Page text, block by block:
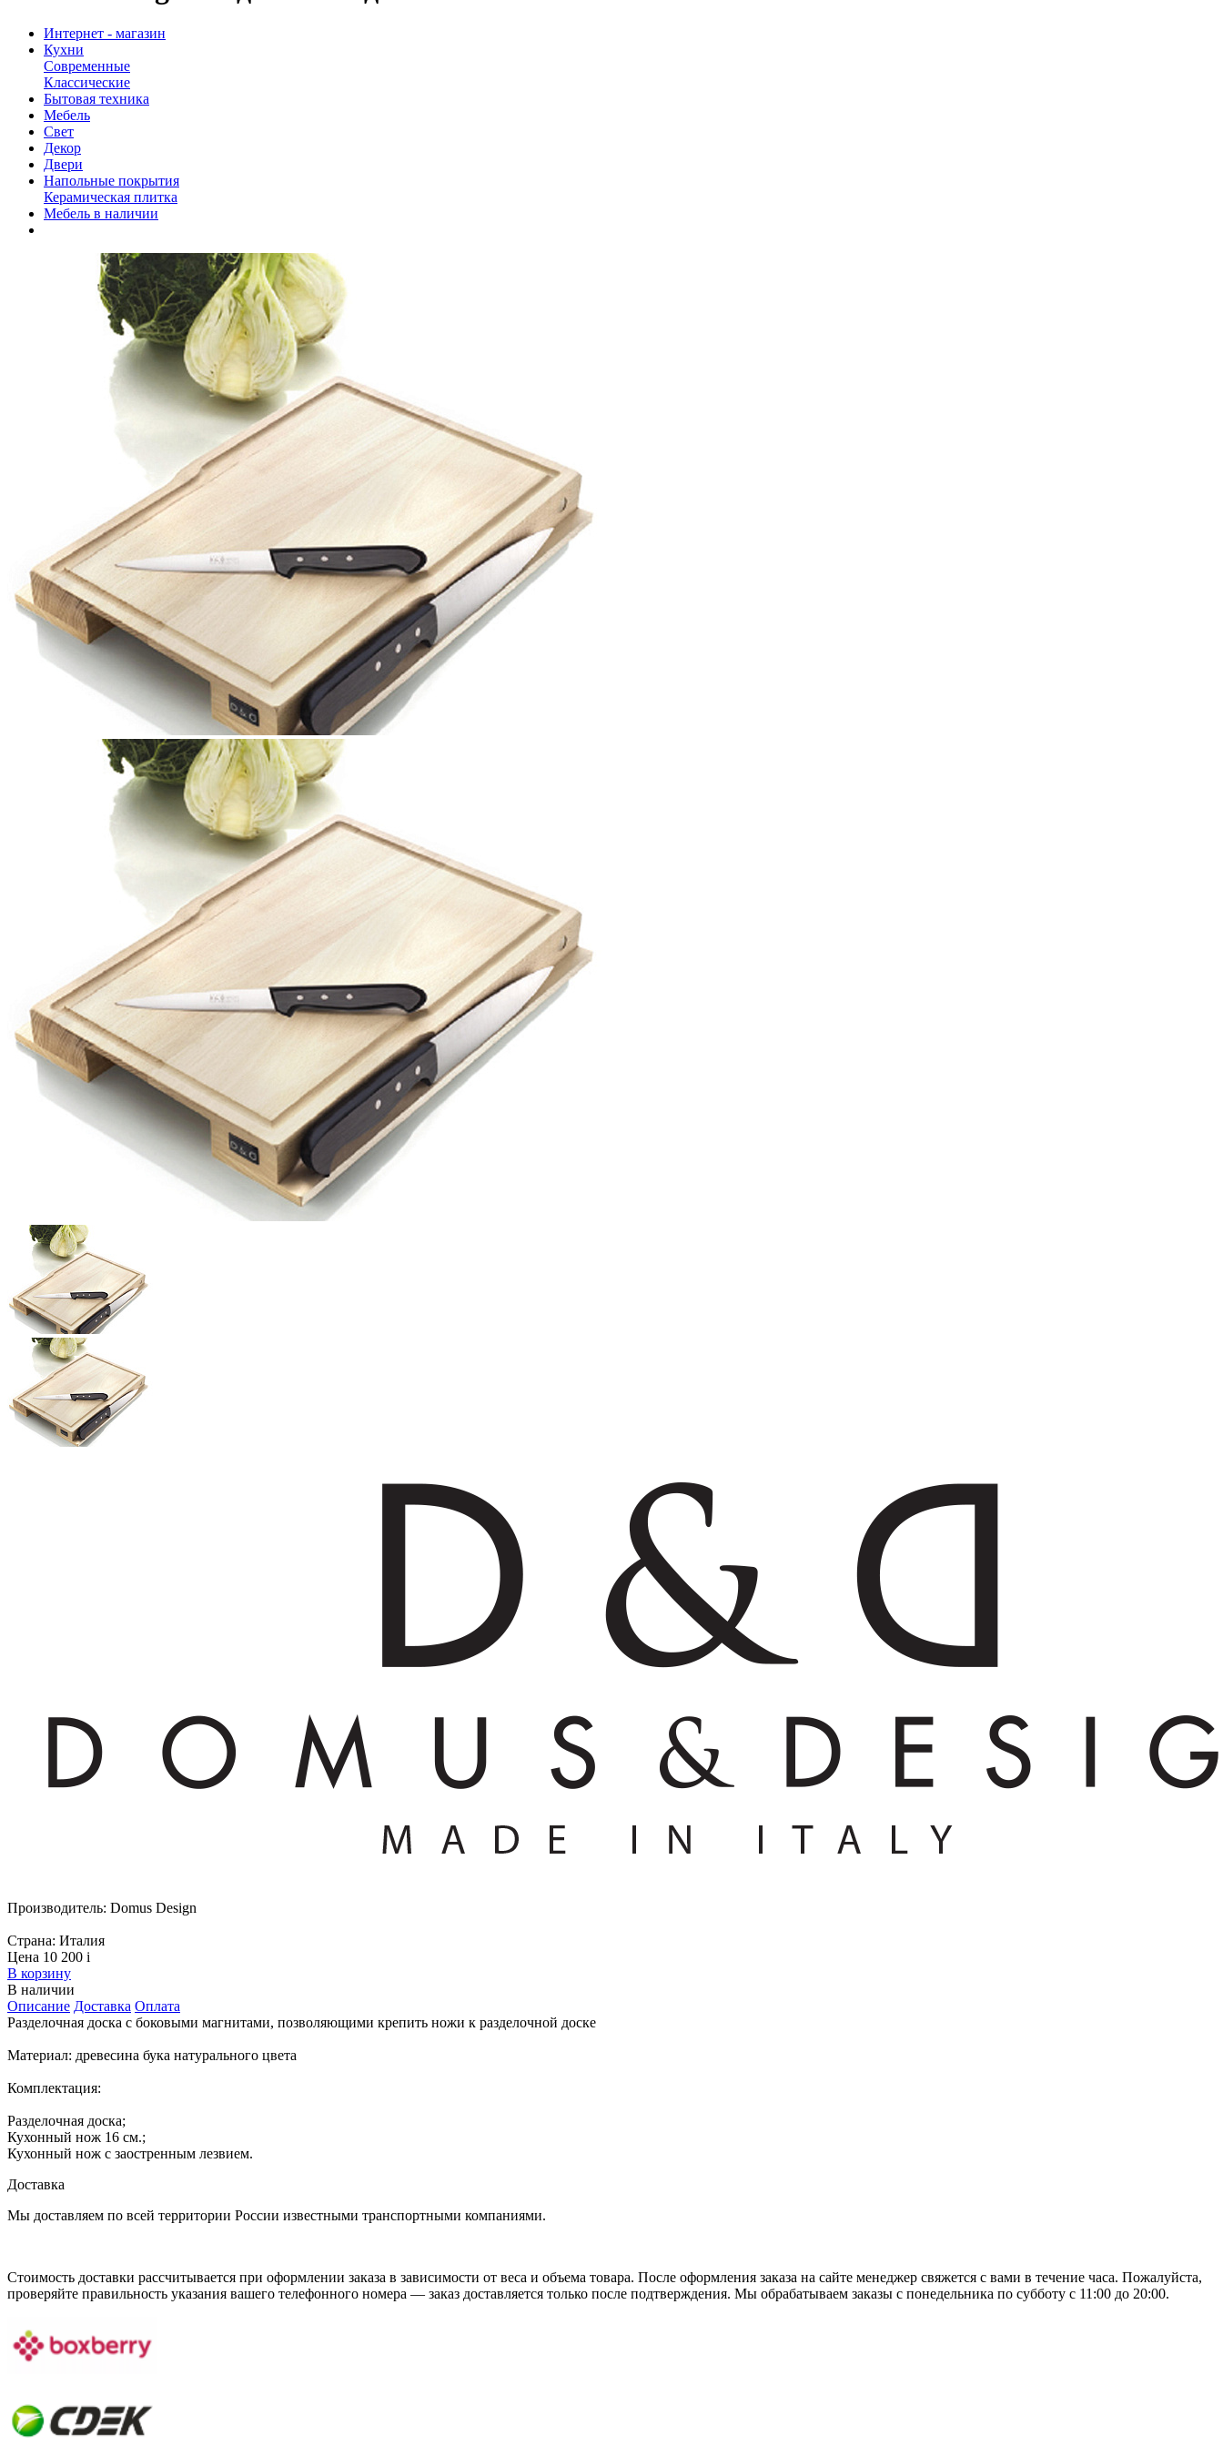
Интернет - магазин
Кухни
Современные
Классические
Бытовая техника
Мебель
Свет
Декор
Двери
Напольные покрытия
Керамическая плитка
Мебель в наличии
Производитель: Domus Design
Страна: Италия
Цена 10 200 i
В корзину
В наличии
Описание Доставка Оплата
Разделочная доска с боковыми магнитами, позволяющими крепить ножи к разделочной доске
Материал: древесина бука натурального цвета
Комплектация:
Разделочная доска;
Кухонный нож 16 см.;
Кухонный нож с заостренным лезвием.
Доставка
Мы доставляем по всей территории России известными транспортными компаниями.
Стоимость доставки рассчитывается при оформлении заказа в зависимости от веса и объема товара. После оформления заказа на сайте менеджер свяжется с вами в течение часа. Пожалуйста,
проверяйте правильность указания вашего телефонного номера — заказ доставляется только после подтверждения. Мы обрабатываем заказы с понедельника по субботу с 11:00 до 20:00.